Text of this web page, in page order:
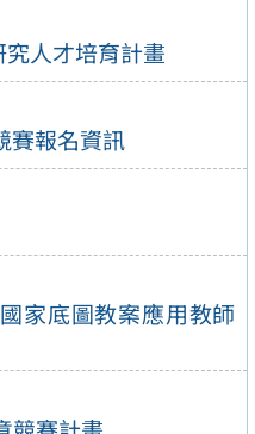
人才培育計畫
賽報名資訊
家底圖教案應用教師